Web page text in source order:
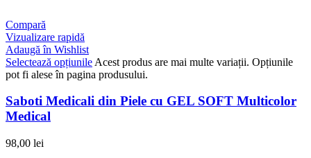
Compară
Vizualizare rapidă
Adaugă în Wishlist
Selectează opțiunile Acest produs are mai multe variații. Opțiunile
pot fi alese în pagina produsului.
Saboti Medicali din Piele cu GEL SOFT Multicolor
Medical
98,00 lei